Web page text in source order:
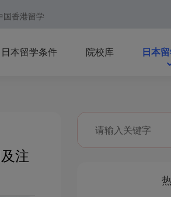
国香港留学
日本留学条件 院校库 日本
注